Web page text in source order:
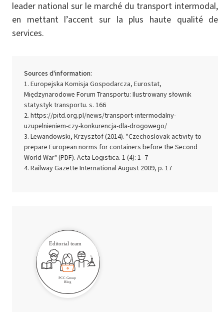
leader national sur le marché du transport intermodal,
en mettant l’accent sur la plus haute qualité de
services.
Sources d'information:
Europejska Komisja Gospodarcza, Eurostat,
Międzynarodowe Forum Transportu: Ilustrowany słownik
statystyk transportu. s. 166
https://pitd.org.pl/news/transport-intermodalny-
uzupelnieniem-czy-konkurencja-dla-drogowego/
Lewandowski, Krzysztof (2014). "Czechoslovak activity to
prepare European norms for containers before the Second
World War" (PDF). Acta Logistica. 1 (4): 1–7
Railway Gazette International August 2009, p. 17